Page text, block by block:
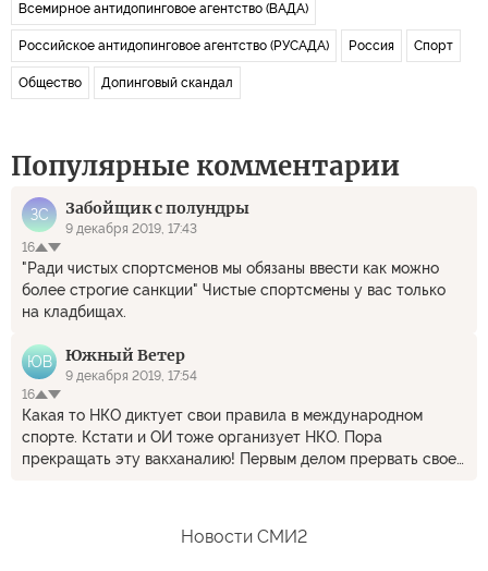
Всемирное антидопинговое агентство (ВАДА)
Российское антидопинговое агентство (РУСАДА) Россия Спорт
Общество Допинговый скандал
Популярные комментарии
ЗС Забойщик с полундры
9 декабря 2019, 17:43
16
"Ради чистых спортсменов мы обязаны ввести как можно
более строгие санкции" Чистые спортсмены у вас только
на кладбищах.
ЮВ Южный Ветер
9 декабря 2019, 17:54
16
Какая то НКО диктует свои правила в международном
спорте. Кстати и ОИ тоже организует НКО. Пора
прекращать эту вакханалию! Первым делом прервать свое
Новости СМИ2